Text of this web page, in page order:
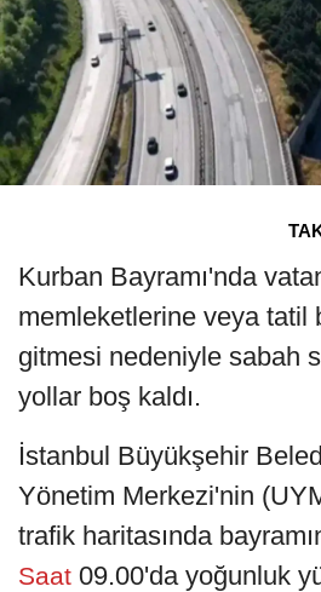
Kurban Bayramı'nda
memleketlerine veya tatil
gitmesi nedeniyle sabah
yollar boş kaldı.
İstanbul Büyükşehir
Yönetim Merkezi'nin
trafik haritasında
Saat 09.00'da yoğunluk